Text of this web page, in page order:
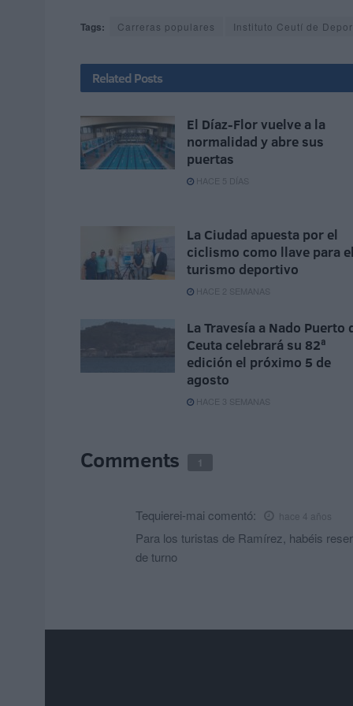
Tags: Carreras populares Instituto Ceutí de
Related Posts
El Díaz-Flor vuelve a la
normalidad y abre sus
puertas
HACE 5 DÍAS
La Ciudad apuesta por el
ciclismo como llave para el
turismo deportivo
HACE 2 SEMANAS
La Travesía a Nado Puerto
Ceuta celebrará su 82ª
edición el próximo 5 de
agosto
HACE 3 SEMANAS
Comments 1
Tequierei-mai comentó: hace 4 años
Para los turistas de Ramírez, habéis
de turno